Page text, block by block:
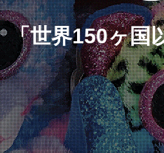
「世界150ヶ国